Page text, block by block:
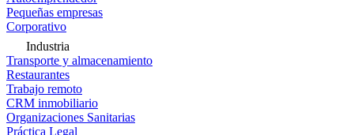
Pequeñas empresas
Corporativo
Industria
Transporte y almacenamiento
Restaurantes
Trabajo remoto
CRM inmobiliario
Organizaciones Sanitarias
Práctica Legal